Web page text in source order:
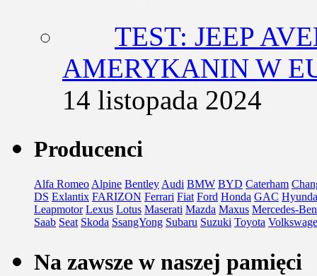
TEST: JEEP
AMERYKANIN W
14 listopada 2024
Producenci
Alfa Romeo Alpine Bentley Audi BMW BYD Caterham
DS Exlantix FARIZON Ferrari Fiat Ford Honda GAC
Leapmotor Lexus Lotus Maserati Mazda Maxus Mercedes-
Saab Seat Skoda SsangYong Subaru Suzuki Toyota
Na zawsze w naszej pamięci